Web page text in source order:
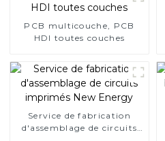
PCB multicouche, PCB
HDI toutes couches
Service de fabrication
d'assemblage de circuits